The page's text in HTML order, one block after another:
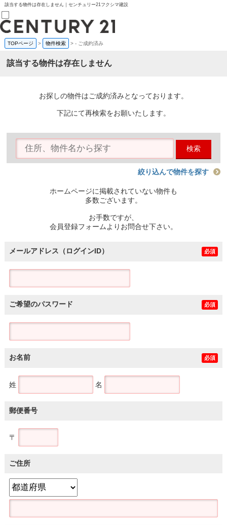
該当する物件は存在しません｜センチュリー21フクシマ建設
売買部
0120-800-844
賃貸部
会員メニュー
物件を探す
購入TOP
条件から探す
住宅ローン控除シミュレータ
TOPページ > 物件検索 >- ご成約済み
該当する物件は存在しません
お探しの物件はご成約済みとなっております。
下記にて再検索をお願いたします。
検索
絞り込んで物件を探す
ホームページに掲載されていない物件も
多数ございます。
お手数ですが、
会員登録フォームよりお問合せ下さい。
メールアドレス（ログインID） 必須
ご希望のパスワード 必須
お名前 必須
姓 名
郵便番号
〒
ご住所